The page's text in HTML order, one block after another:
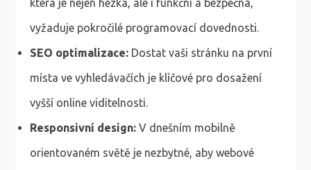
vyžaduje pokročilé programovací dovednosti.
SEO optimalizace:Dostat vaši stránku na první
místa ve vyhledávačích je klíčové pro dosažení
vyšší online viditelnosti.
Responsivní design:V dnešním mobilně
orientovaném světě je nezbytné, aby webové